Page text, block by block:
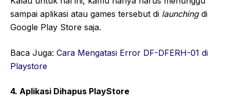
sampai aplikasi atau games tersebut di launchingdi
Google Play Store saja.
Baca Juga: Cara Mengatasi Error DF-DFERH-01 di
Playstore
4. Aplikasi Dihapus PlayStore